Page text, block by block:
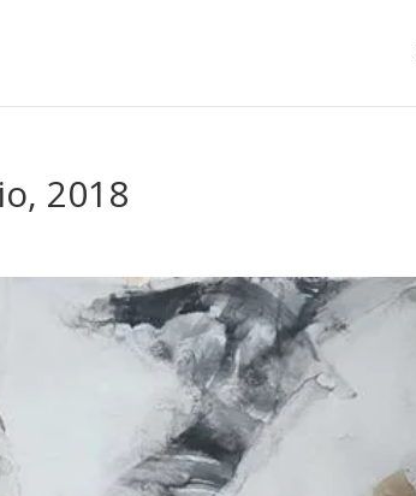
2018